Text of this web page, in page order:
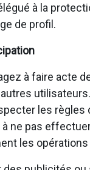
à la
de profil.
à faire acte
les règles
ne pas
les